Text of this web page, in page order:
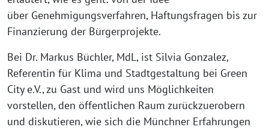
über Genehmigungsverfahren, Haftungsfragen bis zur
Finanzierung der Bürgerprojekte.
Bei Dr. Markus Büchler, MdL, ist Silvia Gonzalez,
Referentin für Klima und Stadtgestaltung bei Green
City e.V., zu Gast und wird uns Möglichkeiten
vorstellen, den öffentlichen Raum zurückzuerobern
und diskutieren, wie sich die Münchner Erfahrungen